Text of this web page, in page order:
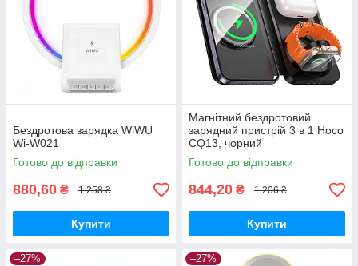
Бездротова зарядка WiWU
Wi-W021
Готово до відправки
880,60 ₴ 1 258 ₴
Купити
Магнітний бездротовий
зарядний пристрій 3 в 1 Hoco
CQ13, чорний
Готово до відправки
844,20 ₴ 1 206 ₴
Купити
–27% –27%